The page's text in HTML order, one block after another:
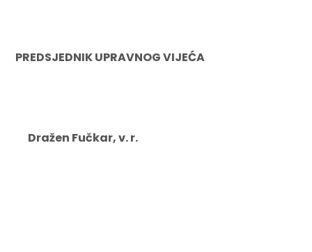
PREDSJEDNIK UPRAVNOG VIJEĆA
Dražen Fučkar, v. r.